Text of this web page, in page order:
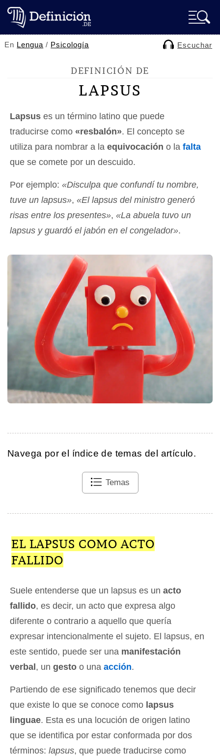
En Lengua / Psicología Escuchar
DEFINICIÓN DE
LAPSUS
Lapsus es un término latino que puede
traducirse como «resbalón». El concepto se
utiliza para nombrar a la equivocación o la falta
que se comete por un descuido.
Por ejemplo: «Disculpa que confundí tu nombre,
tuve un lapsus», «El lapsus del ministro generó
risas entre los presentes», «La abuela tuvo un
lapsus y guardó el jabón en el congelador».
Navega por el índice de temas del artículo.
Temas
EL LAPSUS COMO ACTO
FALLIDO
Suele entenderse que un lapsus es un acto
fallido, es decir, un acto que expresa algo
diferente o contrario a aquello que quería
expresar intencionalmente el sujeto. El lapsus, en
este sentido, puede ser una manifestación
verbal, un gesto o una acción.
Partiendo de ese significado tenemos que decir
que existe lo que se conoce como lapsus
linguae. Esta es una locución de origen latino
que se identifica por estar conformada por dos
términos: lapsus, que puede traducirse como